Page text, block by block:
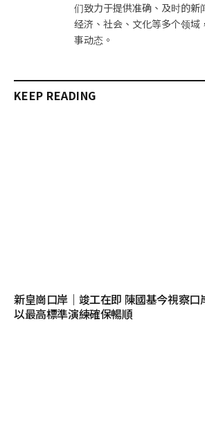
们致力于提供准确、及时的新
经济、社会、文化等多个领域
事动态。
KEEP READING
新皇崗口岸｜竣工在即 陳國基今視察口
以最高標準演練確保暢順